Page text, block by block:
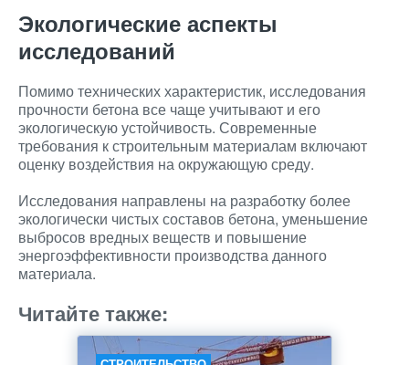
Экологические аспекты
исследований
Помимо технических характеристик, исследования
прочности бетона все чаще учитывают и его
экологическую устойчивость. Современные
требования к строительным материалам включают
оценку воздействия на окружающую среду.
Исследования направлены на разработку более
экологически чистых составов бетона, уменьшение
выбросов вредных веществ и повышение
энергоэффективности производства данного
материала.
Читайте также: